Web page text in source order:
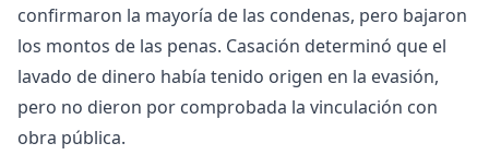
confirmaron la mayoría de las condenas, pero bajaron
los montos de las penas. Casación determinó que el
lavado de dinero había tenido origen en la evasión,
pero no dieron por comprobada la vinculación con
obra pública.